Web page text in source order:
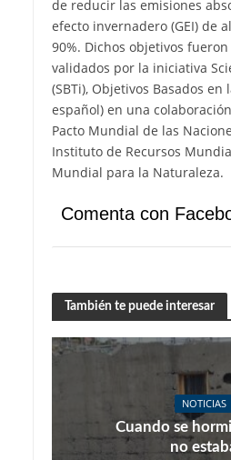
de reducir las emisiones
efecto invernadero (GEI) de
90%. Dichos objetivos
validados por la iniciativa
(SBTi), Objetivos Basados en
español) en una
Pacto Mundial de las
Instituto de Recursos
Mundial para la Naturaleza.
Comenta con
También te puede interesar
NOTICIAS
Cuando se
no